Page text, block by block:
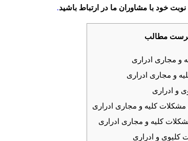
خود با مشاوران ما در ارتباط باشید.
مطالب
و مجاری ادراری
و مجاری ادراری
و ادراری
کلیه و مجاری ادراری
کلیه و مجاری ادراری
کلیوی و ادراری